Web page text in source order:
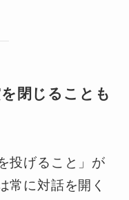
閉じることも
投げること」が
常に対話を開く